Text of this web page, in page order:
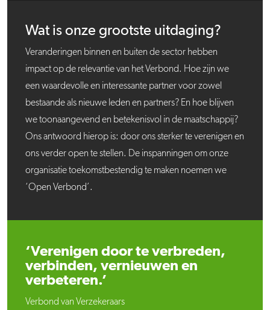
Wat is onze grootste uitdaging?
Veranderingen binnen en buiten de sector hebben
impact op de relevantie van het Verbond. Hoe zijn we
een waardevolle en interessante partner voor zowel
bestaande als nieuwe leden en partners? En hoe blijven
we toonaangevend en betekenisvol in de maatschappij?
Ons antwoord hierop is: door ons sterker te verenigen en
ons verder open te stellen. De inspanningen om onze
organisatie toekomstbestendig te maken noemen we
‘Open Verbond’.
‘Verenigen door te verbreden,
verbinden, vernieuwen en
verbeteren.’
Verbond van Verzekeraars